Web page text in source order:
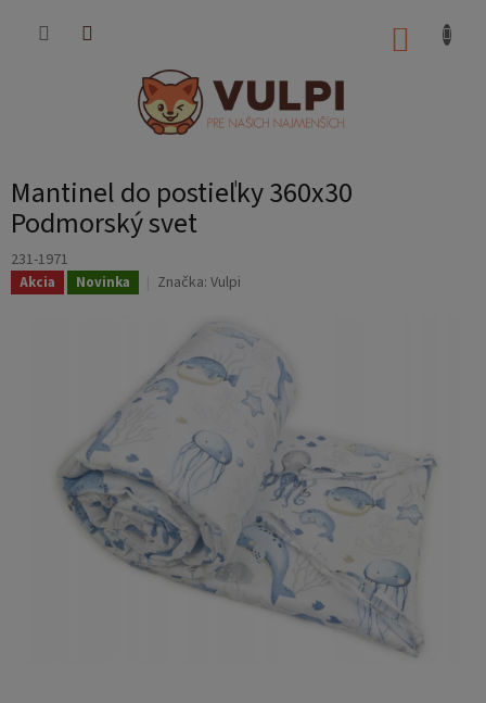
Mantinel do postieľky 360x30
Podmorský svet
231-1971
Akcia Novinka Značka: Vulpi